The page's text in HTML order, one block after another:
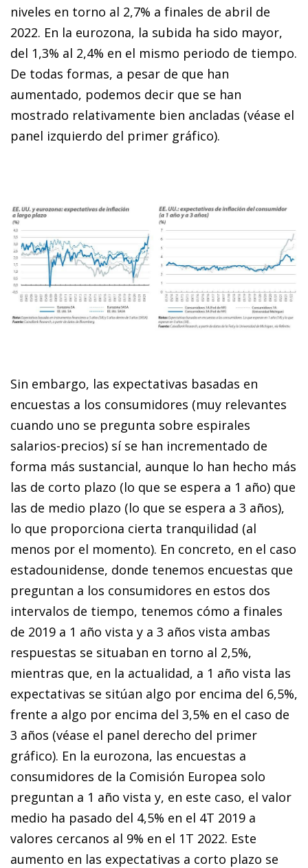
niveles en torno al 2,7% a finales de abril de
2022. En la eurozona, la subida ha sido mayor,
del 1,3% al 2,4% en el mismo periodo de tiempo.
De todas formas, a pesar de que han
aumentado, podemos decir que se han
mostrado relativamente bien ancladas (véase el
panel izquierdo del primer gráfico).
Sin embargo, las expectativas basadas en
encuestas a los consumidores (muy relevantes
cuando uno se pregunta sobre espirales
salarios-precios) sí se han incrementado de
forma más sustancial, aunque lo han hecho más
las de corto plazo (lo que se espera a 1 año) que
las de medio plazo (lo que se espera a 3 años),
lo que proporciona cierta tranquilidad (al
menos por el momento). En concreto, en el caso
estadounidense, donde tenemos encuestas que
preguntan a los consumidores en estos dos
intervalos de tiempo, tenemos cómo a finales
de 2019 a 1 año vista y a 3 años vista ambas
respuestas se situaban en torno al 2,5%,
mientras que, en la actualidad, a 1 año vista las
expectativas se sitúan algo por encima del 6,5%,
frente a algo por encima del 3,5% en el caso de
3 años (véase el panel derecho del primer
gráfico). En la eurozona, las encuestas a
consumidores de la Comisión Europea solo
preguntan a 1 año vista y, en este caso, el valor
medio ha pasado del 4,5% en el 4T 2019 a
valores cercanos al 9% en el 1T 2022. Este
aumento en las expectativas a corto plazo se